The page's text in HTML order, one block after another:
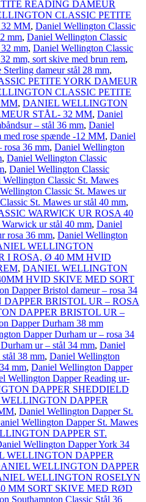
READING DAMEUR
CLASSIC PETITE
MM, Daniel Wellington Classic
mm, Daniel Wellington Classic
mm, Daniel Wellington Classic
mm, sort skive med brun rem,
dameur stål 28 mm,
PETITE YORK DAMEUR
CLASSIC PETITE
, DANIEL WELLINGTON
STÅL- 32 MM, Daniel
– stål 36 mm, Daniel
med rose spænde -12 MM, Daniel
rosa 36 mm, Daniel Wellington
, Daniel Wellington Classic
, Daniel Wellington Classic
Wellington Classic St. Mawes
Classic St. Mawes ur
St. Mawes ur stål 40 mm,
WARWICK UR ROSA 40
ur stål 40 mm, Daniel
rosa 36 mm, Daniel Wellington
WELLINGTON
I ROSA, Ø 40 MM HVID
, DANIEL WELLINGTON
HVID SKIVE MED SORT
Dapper Bristol dameur – rosa 34
BRISTOL UR – ROSA
DAPPER BRISTOL UR –
Dapper Durham 38 mm
Dapper Durham ur – rosa 34
ur – stål 34 mm, Daniel
38 mm, Daniel Wellington
mm, Daniel Wellington Dapper
Wellington Dapper Reading ur-
DAPPER SHEDDIELD
DAPPER
, Daniel Wellington Dapper St.
Wellington Dapper St. Mawes
DAPPER ST.
Wellington Dapper York 34
WELLINGTON DAPPER
WELLINGTON DAPPER
WELLINGTON ROSELYN
MM SORT SKIVE MED RØD
Southampton Classic Stål 36